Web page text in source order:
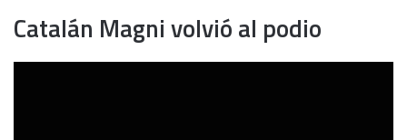
Catalán Magni volvió al podio